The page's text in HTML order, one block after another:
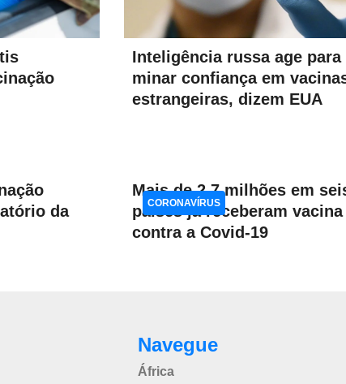
Inteligência russa age para
minar confiança em
estrangeiras, dizem EUA
da
Mais de 2,7 milhões em
países já receberam vacina
contra a Covid-19
CORONAVÍRUS
Navegue
África